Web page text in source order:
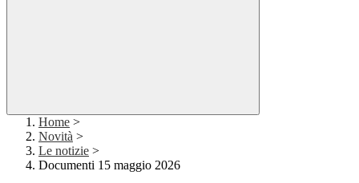
Home >
Novità >
Le notizie >
Documenti 15 maggio 2026